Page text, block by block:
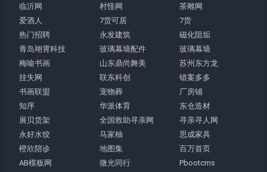
临沂网
村怪网
茶雕网
爱酒人
7货可居
7货
热门招聘
永发建筑
磁化阻垢
青岛翊霄科技
玻璃幕墙配件
玻璃幕墙
梅喻书画
山东鼎尚舞美
苏州东方龙
挂失网
联东科创
错案多多
书画联盟
宠物葬
厂房铺
知序
华派体育
东仓造材
展贝货架
全国救助寻亲网
寻亲寻人网
永好水饺
马家柚
思成家具
橙欣陪诊
地图集
百万首页
AB模板网
微光同行
Pbootcms